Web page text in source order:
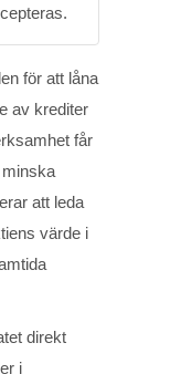
för att låna
av krediter
får
minska
att leda
värde i
direkt
i